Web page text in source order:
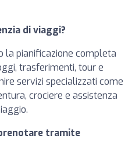
di viaggi?
la pianificazione completa
trasferimenti, tour e
servizi specializzati come
crociere e assistenza
tramite